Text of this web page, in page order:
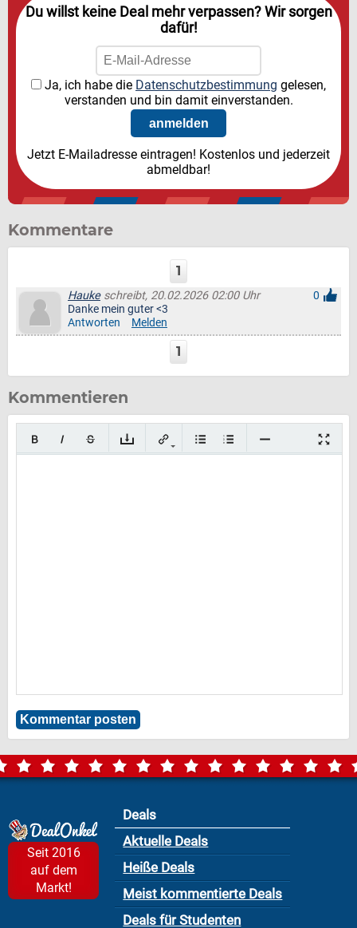
Du willst keine Deal mehr verpassen? Wir sorgen
dafür!
Ja, ich habe die Datenschutzbestimmung gelesen,
verstanden und bin damit einverstanden.
Jetzt E-Mailadresse eintragen! Kostenlos und jederzeit
abmeldbar!
Kommentare
1
Haukeschreibt, 20.02.2026 02:00 Uhr
0
Danke mein guter <3
Antworten
Melden
1
Kommentieren
Seit 2016
auf dem
Markt!
Deals
Aktuelle Deals
Heiße Deals
Meist kommentierte Deals
Deals für Studenten